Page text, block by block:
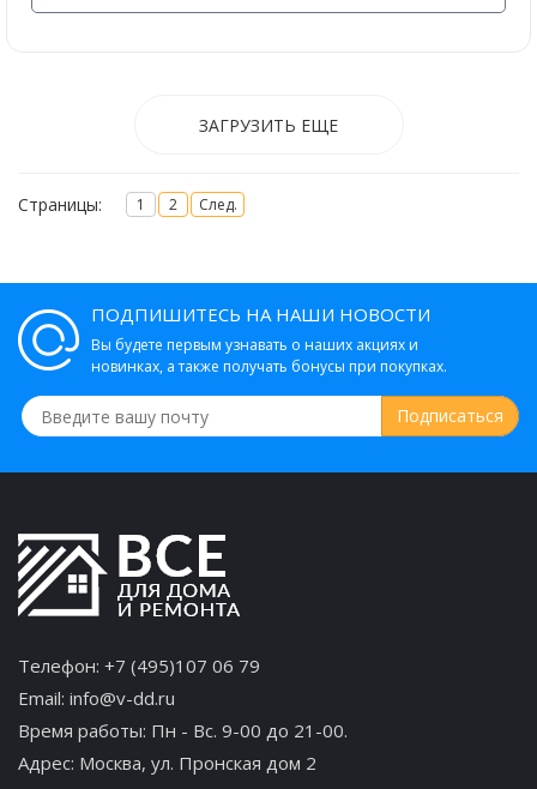
ЗАГРУЗИТЬ ЕЩЕ
Страницы: 1 2 След.
ПОДПИШИТЕСЬ НА НАШИ НОВОСТИ
Вы будете первым узнавать о наших акциях и
новинках, а также получать бонусы при покупках.
Телефон: +7 (495)107 06 79
Email: info@v-dd.ru
Время работы: Пн - Вс. 9-00 до 21-00.
Адрес: Москва, ул. Пронская дом 2